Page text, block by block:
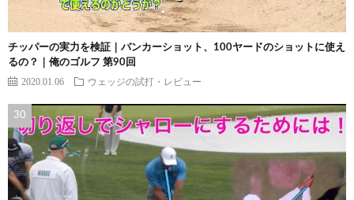
チッパーの実力を検証｜バンカーショット、100ヤードのショットに使え
るの？｜俺のゴルフ 第90回
2020.01.06 ウェッジの試打・レビュー